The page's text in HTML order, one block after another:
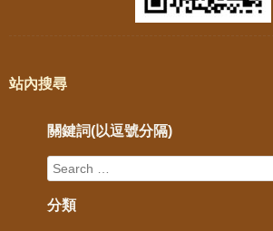
站內搜尋
關鍵詞(以逗號分隔)
分類